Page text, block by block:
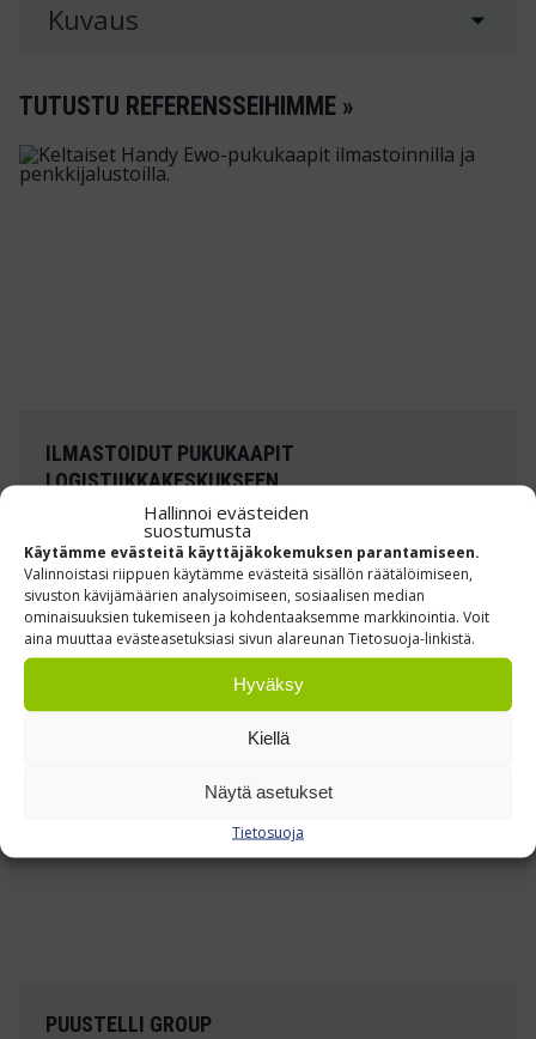
Hallinnoi evästeiden
suostumusta
Käytämme evästeitä käyttäjäkokemuksen parantamiseen.
Valinnoistasi riippuen käytämme evästeitä sisällön räätälöimiseen,
sivuston kävijämäärien analysoimiseen, sosiaalisen median
ominaisuuksien tukemiseen ja kohdentaaksemme markkinointia. Voit
aina muuttaa evästeasetuksiasi sivun alareunan Tietosuoja-linkistä.
Hyväksy
Kiellä
Näytä asetukset
Tietosuoja
Kuvaus
TUTUSTU REFERENSSEIHIMME »
ILMASTOIDUT PUKUKAAPIT
LOGISTIIKKAKESKUKSEEN
Toimitimme ilmastoidut Handy Ewo -pukukaapit
asiakkaan omilla väreillä
Lue lisää »
PUUSTELLI GROUP